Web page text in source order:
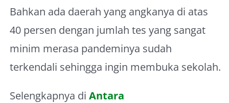
Bahkan ada daerah yang angkanya di atas
40 persen dengan jumlah tes yang sangat
minim merasa pandeminya sudah
terkendali sehingga ingin membuka sekolah.
Selengkapnya di Antara